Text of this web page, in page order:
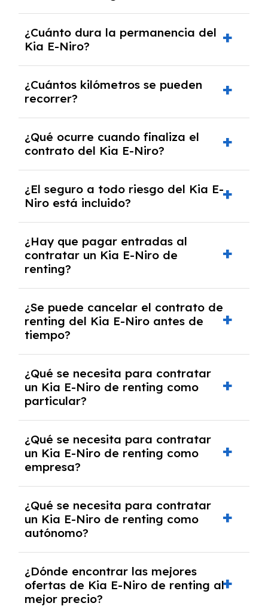
carretera y gestión de la documentación.
opciones y equipamiento adicional, siempre y
cuando lo pactes con la empresa de renting.
¿Cuánto dura la permanencia del
Kia E-Niro?
renting, que normalmente varía entre 2 y 5
años.
¿Cuántos kilómetros se pueden
recorrer?
contrato y puede variar entre 10,000 y
30,000 km anuales. Si excedes ese límite,
puede haber un cargo adicional.
¿Qué ocurre cuando finaliza el
contrato del Kia E-Niro?
coche, renovarlo por uno nuevo o, en algunos
casos, comprarlo a un precio previamente
acordado.
¿El seguro a todo riesgo del Kia E-
Niro está incluido?
Niro con el seguro a todo riesgo sin franquicia
incluido dentro de las cuotas mensuales.
¿Hay que pagar entradas al
contratar un Kia E-Niro de
renting?
tendrás que pagar ningún tipo de entrada
salvo en casos que lo exija el proveedor
debido al resultado del estudio de viabilidad
económica.
¿Se puede cancelar el contrato de
renting del Kia E-Niro antes de
tiempo?
pero puede haber penalizaciones por
cancelación anticipada. Es importante revisar
las condiciones del contrato y hablar con un
experto que te asesore.
¿Qué se necesita para contratar
un Kia E-Niro de renting como
particular?
y, en algunos casos, una consulta de solvencia
crediticia y un pago inicial.
¿Qué se necesita para contratar
un Kia E-Niro de renting como
empresa?
documentación financiera y, en algunos
casos, un informe de solvencia de la empresa
y un pago inicial.
¿Qué se necesita para contratar
un Kia E-Niro de renting como
autónomo?
autónomos, justificante de ingresos y, en
algunos casos, un informe fiscal y un pago
inicial.
¿Dónde encontrar las mejores
ofertas de Kia E-Niro de renting al
mejor precio?